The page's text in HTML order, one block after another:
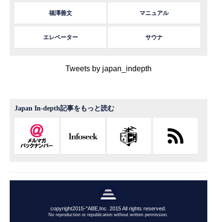
福澤善文 マニュアル
エレベーター サウナ
Tweets by japan_indepth
Japan In-depth記事をもっと読む
copyright2015-"ABE,Inc. 2015 All rights reserved.
No reproduction or republication without written permission.